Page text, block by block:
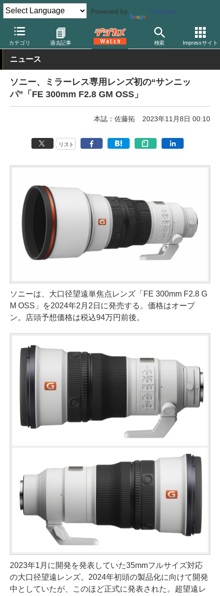
Powered by Translate
カテゴリ 過去記事 検索 Impressサイト
デジカメ Watch レンズ 交換レンズ ソニー
ニュース
ソニー、ミラーレス専用レンズ初の“サンニッ
パ”「FE 300mm F2.8 GM OSS」
本誌：佐藤拓 2023年11月8日 00:10
リスト
ソニーは、大口径望遠単焦点レンズ「FE 300mm F2.8 G
M OSS」を2024年2月2日に発売する。価格はオープ
ン。店頭予想価格は税込94万円前後。
2023年1月に開発を発表していた35mmフルサイズ対応
の大口径望遠レンズ。2024年初頭の製品化に向けて開発
中としていたが、このほど正式に発表された。超望遠レ